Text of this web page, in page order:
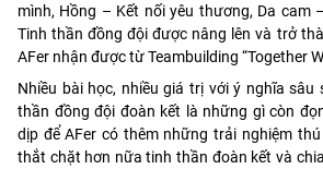
mình, Hồng – Kết nối yêu thương, Da cam
Tinh thần đồng đội được nâng lên và trở
AFer nhận được từ Teambuilding “Together
Nhiều bài học, nhiều giá trị với ý nghĩa sâu
thần đồng đội đoàn kết là những gì còn
dịp để AFer có thêm những trải nghiệm
thắt chặt hơn nữa tinh thần đoàn kết và